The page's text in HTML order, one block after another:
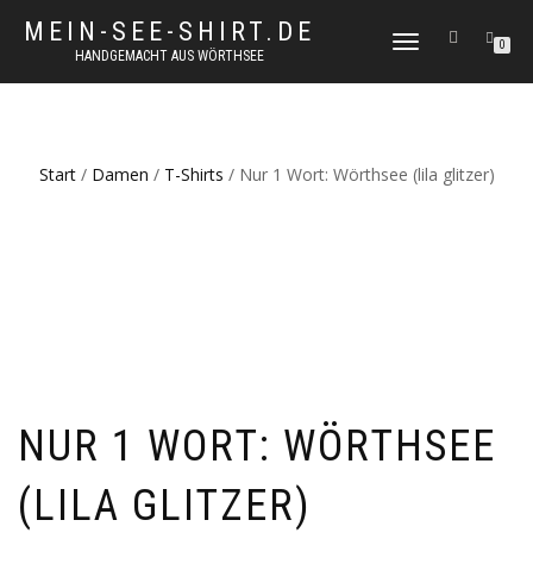
MEIN-SEE-SHIRT.DE
HANDGEMACHT AUS WÖRTHSEE
NAVIGATION
0
Start/ Damen / T-Shirts / Nur 1 Wort: Wörthsee (lila glitzer)
NUR 1 WORT: WÖRTHSEE
(LILA GLITZER)